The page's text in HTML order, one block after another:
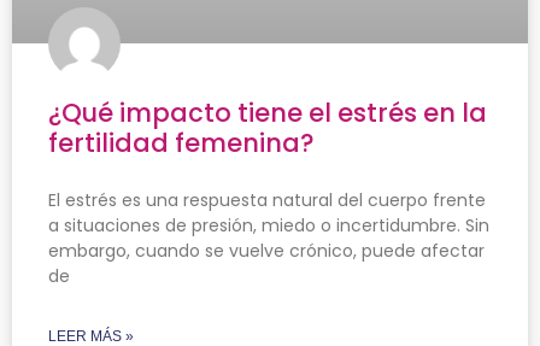
¿Qué impacto tiene el estrés en la
fertilidad femenina?
El estrés es una respuesta natural del cuerpo frente
a situaciones de presión, miedo o incertidumbre. Sin
embargo, cuando se vuelve crónico, puede afectar
de
LEER MÁS »